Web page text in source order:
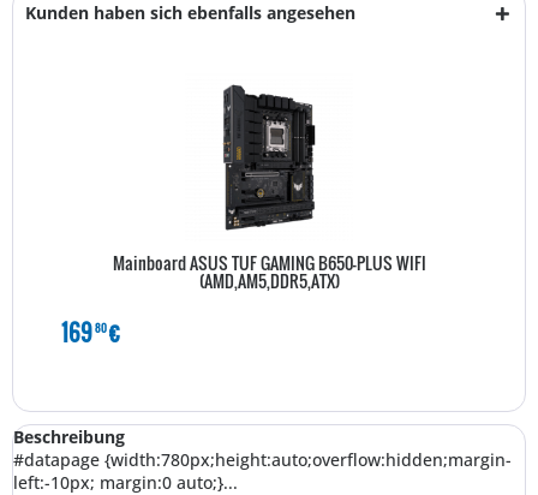
Kunden haben sich ebenfalls angesehen
Mainboard ASUS TUF GAMING B650-PLUS WIFI
(AMD,AM5,DDR5,ATX)
16980€
Beschreibung
#datapage {width:780px;height:auto;overflow:hidden;margin-
left:-10px; margin:0 auto;}...